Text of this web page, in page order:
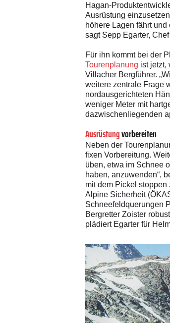
Hagan-
Ausrüstung
höhere Lagen fährt
sagt Sepp Egarter,
Für ihn kommt bei der
Tourenplanung ist jetzt,
Villacher Bergführer.
weitere zentrale Frage
nordausgerichteten
weniger Meter mit
dazwischenliegenden
Ausrüstungvorbereiten
Neben der
fixen Vorbereitung.
üben, etwa im Schnee
haben, anzuwenden“,
mit dem Pickel
Alpine Sicherheit
Schneefeldquerungen
Bergretter Zoister
plädiert Egarter für